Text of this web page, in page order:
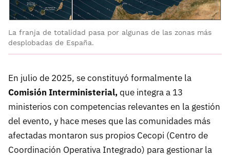
La franja de totalidad pasa por algunas de las zonas más
desplobadas de España.
En julio de 2025, se constituyó formalmente la
Comisión Interministerial,que integra a 13
ministerios con competencias relevantes en la gestión
del evento, y hace meses que las comunidades más
afectadas montaron sus propios Cecopi (Centro de
Coordinación Operativa Integrado) para gestionar la